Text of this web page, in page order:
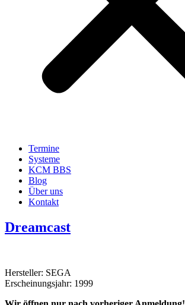
Termine
Systeme
KCM BBS
Blog
Über uns
Kontakt
Dreamcast
Hersteller: SEGA
Erscheinungsjahr: 1999